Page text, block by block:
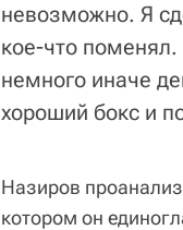
невозможно. Я
кое-что поменял.
немного иначе
хороший бокс и
Назиров
котором он